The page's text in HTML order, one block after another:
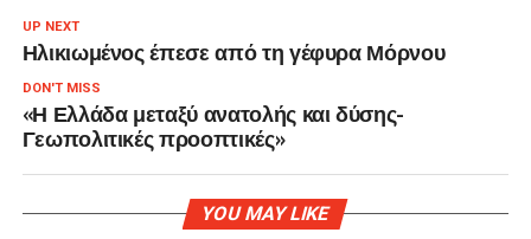
UP NEXT
Ηλικιωμένος έπεσε από τη γέφυρα Μόρνου
DON'T MISS
«Η Ελλάδα μεταξύ ανατολής και δύσης-
Γεωπολιτικές προοπτικές»
YOU MAY LIKE